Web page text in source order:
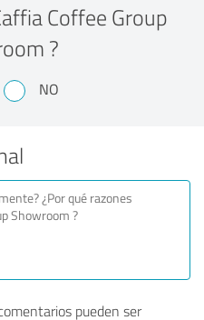
Coffee Group
?
NO
pueden ser